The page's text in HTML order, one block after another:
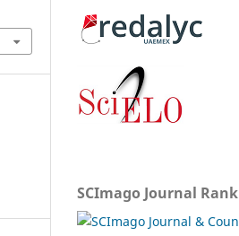
SCImago Journal Rank